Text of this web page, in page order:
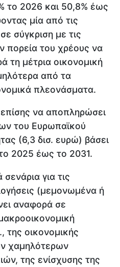
το 2026 και 50,8% έως
μία από τις
σύγκριση με τις
πορεία του χρέους να
τη μέτρια οικονομική
από τα
πλεονάσματα.
να αποπληρώσει
του Ευρωπαϊκού
(6,3 δισ. ευρώ) βάσει
2025 έως το 2031.
για τις
(μεμονωμένα ή
αναφορά σε
της οικονομικής
χαμηλότερων
της ενίσχυσης της